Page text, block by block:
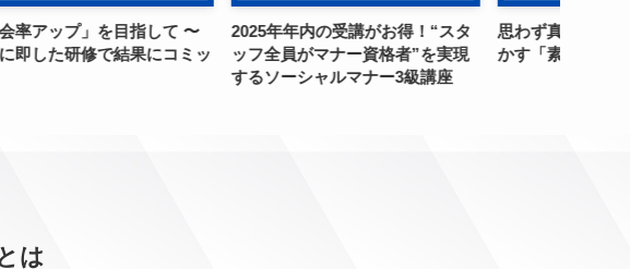
2025年年内の受講がお得！“スタ
ッフ全員がマナー資格者”を実現
するソーシャルマナー3級講座
思わず真似したくなる！ 心を動
かす「素敵な店員さん」の対応
は